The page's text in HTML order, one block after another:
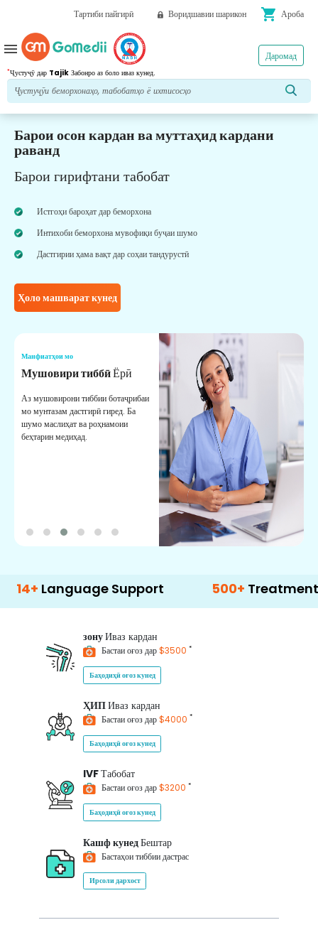
Тартиби пайгирӣ Воридшавии шарикон shopping_cart Ароба
*Ҷустуҷӯ дар Tajik Забонро аз боло иваз кунед.
Даромад
menu
Барои осон кардан ва муттаҳид кардани
раванд
Барои гирифтани табобат
Истгоҳи бароҳат дар беморхона
Интихоби беморхона мувофиқи буҷаи шумо
Дастгирии ҳама вақт дар соҳаи тандурустӣ
Ҳоло машварат кунед
Манфиатҳои мо
Мушовири тиббӣЁрӣ
Аз мушовирони тиббии ботаҷрибаи
мо мунтазам дастгирӣ гиред. Ба
шумо маслиҳат ва роҳнамоии
беҳтарин медиҳад.
Support 500+ Treatment
зонуИваз кардан
Бастаи оғоз дар$3500 *
Баҳодиҳӣ оғоз кунед
ҲИПИваз кардан
Бастаи оғоз дар$4000 *
Баҳодиҳӣ оғоз кунед
IVFТабобат
Бастаи оғоз дар$3200 *
Баҳодиҳӣ оғоз кунед
Кашф кунедБештар
Бастаҳои тиббии дастрас
Ирсоли дархост